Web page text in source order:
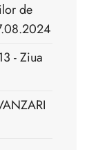
de
- Ziua